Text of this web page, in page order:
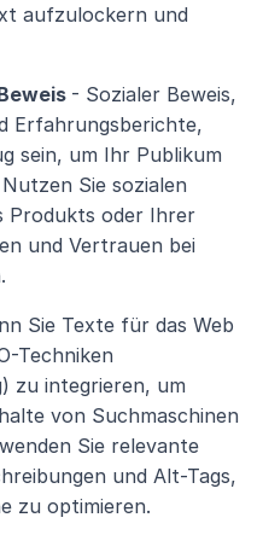
aufzulockern und
- Sozialer Beweis,
Erfahrungsberichte,
sein, um Ihr Publikum
Sie sozialen
Produkts oder Ihrer
und Vertrauen bei
Sie Texte für das Web
Techniken
zu integrieren, um
von Suchmaschinen
Sie relevante
und Alt-Tags,
zu optimieren.